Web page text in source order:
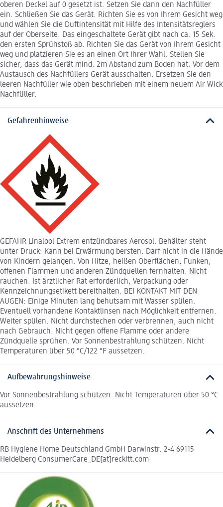
oberen Deckel auf 0 gesetzt ist. Setzen Sie dann den Nachfüller
ein. Schließen Sie das Gerät. Richten Sie es von Ihrem Gesicht weg
und wählen Sie die Duftintensität mit Hilfe des Intensitätsreglers
auf der Oberseite. Das eingeschaltete Gerät gibt nach ca. 15 Sek.
den ersten Sprühstoß ab. Richten Sie das Gerät von Ihrem Gesicht
weg und platzieren Sie es an einen Ort Ihrer Wahl. Stellen Sie
sicher, dass das Gerät mind. 2m Abstand zum Boden hat. Vor dem
Austausch des Nachfüllers Gerät ausschalten. Ersetzen Sie den
leeren Nachfüller wie oben beschrieben mit einem neuem Air Wick
Nachfüller.
Gefahrenhinweise
GEFAHR Linalool Extrem entzündbares Aerosol. Behälter steht
unter Druck: Kann bei Erwärmung bersten. Darf nicht in die Hände
von Kindern gelangen. Von Hitze, heißen Oberflächen, Funken,
offenen Flammen und anderen Zündquellen fernhalten. Nicht
rauchen. Ist ärztlicher Rat erforderlich, Verpackung oder
Kennzeichnungsetikett bereithalten. BEI KONTAKT MIT DEN
AUGEN: Einige Minuten lang behutsam mit Wasser spülen.
Eventuell vorhandene Kontaktlinsen nach Möglichkeit entfernen.
Weiter spülen. Nicht durchstechen oder verbrennen, auch nicht
nach Gebrauch. Nicht gegen offene Flamme oder andere
Zündquelle sprühen. Vor Sonnenbestrahlung schützen. Nicht
Temperaturen über 50 °C/122 °F aussetzen.
Aufbewahrungshinweise
Vor Sonnenbestrahlung schützen. Nicht Temperaturen über 50 °C
aussetzen.
Anschrift des Unternehmens
RB Hygiene Home Deutschland GmbH Darwinstr. 2-4 69115
Heidelberg ConsumerCare_DE[at]reckitt.com